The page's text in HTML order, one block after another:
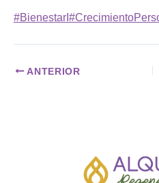
#BienestarI
ANTERIOR